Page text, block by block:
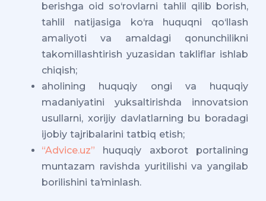
berishga oid so‘rovlarni tahlil qilib borish,
tahlil natijasiga ko‘ra huquqni qo‘llash
amaliyoti va amaldagi qonunchilikni
takomillashtirish yuzasidan takliflar ishlab
chiqish;
aholining huquqiy ongi va huquqiy
madaniyatini yuksaltirishda innovatsion
usullarni, xorijiy davlatlarning bu boradagi
ijobiy tajribalarini tatbiq etish;
“Advice.uz” huquqiy axborot portalining
muntazam ravishda yuritilishi va yangilab
borilishini taʼminlash.